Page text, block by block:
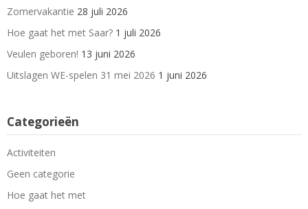
Zomervakantie 28 juli 2026
Hoe gaat het met Saar? 1 juli 2026
Veulen geboren! 13 juni 2026
Uitslagen WE-spelen 31 mei 2026 1 juni 2026
Categorieën
Activiteiten
Geen categorie
Hoe gaat het met